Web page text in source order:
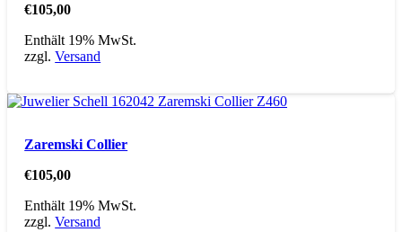
€105,00
Enthält 19% MwSt.
zzgl.Versand
Zaremski Collier
€105,00
Enthält 19% MwSt.
zzgl.Versand